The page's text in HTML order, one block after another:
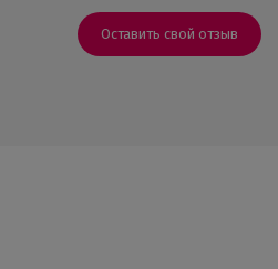
Оставить свой отзыв